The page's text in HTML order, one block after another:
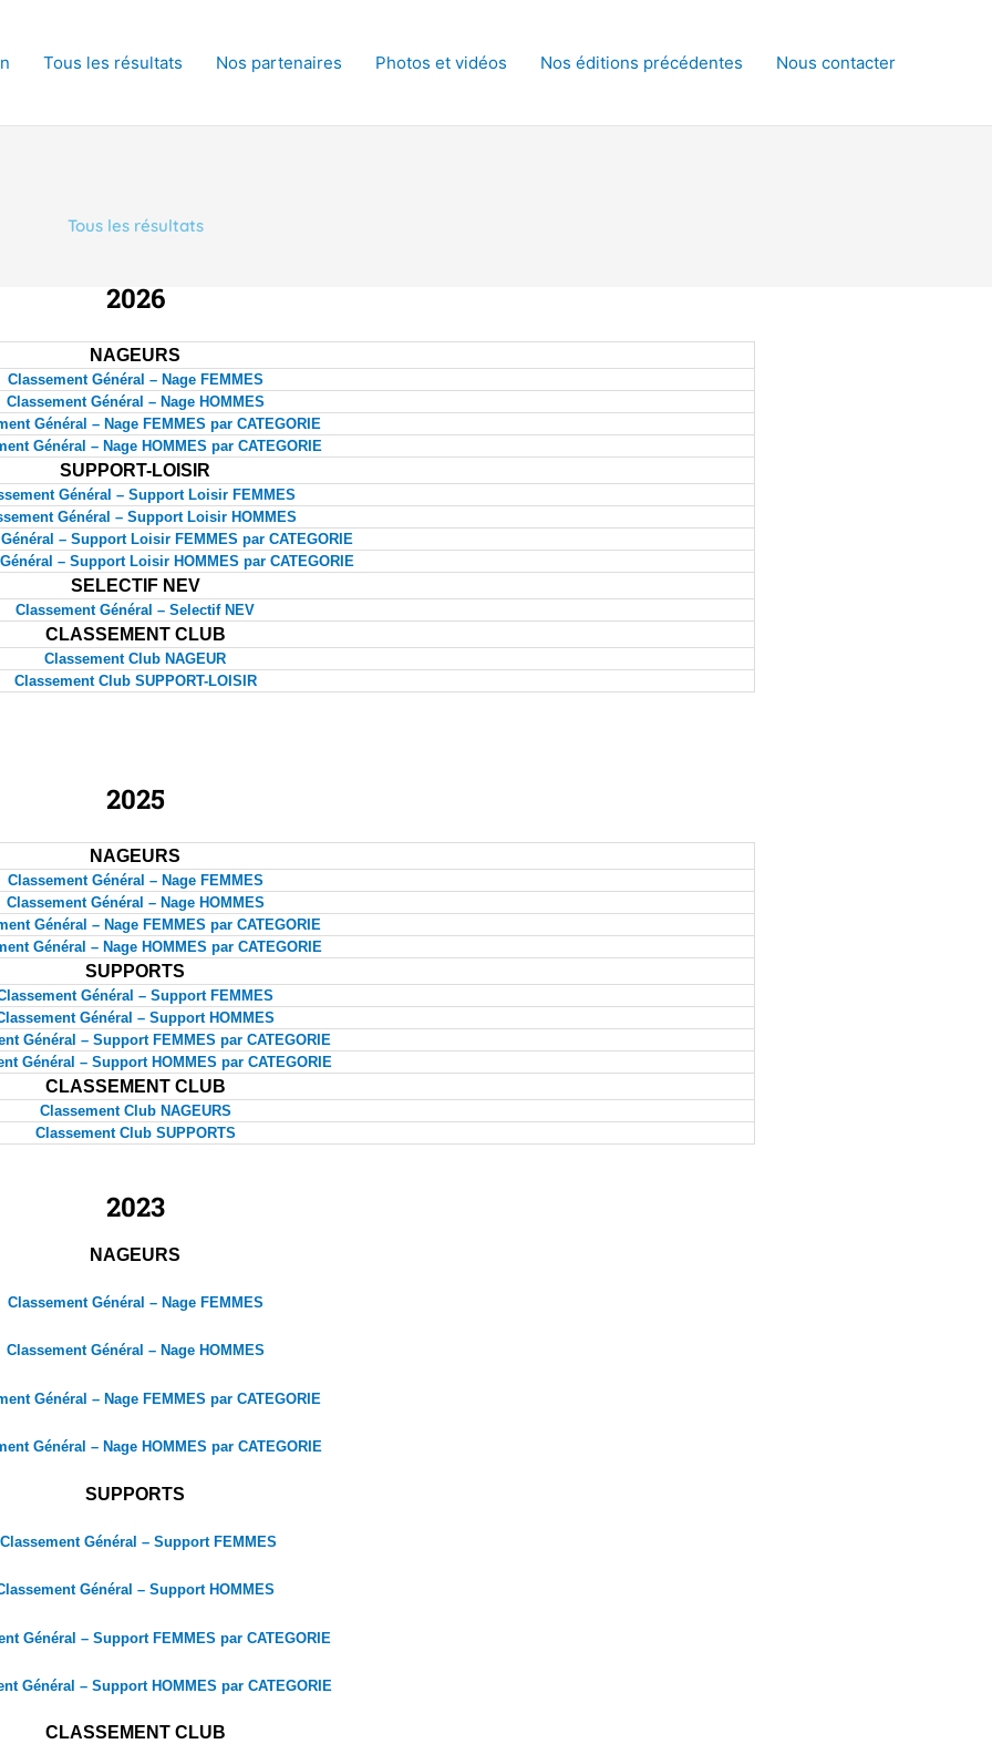
Tous les résultats Nos partenaires Photos et vidéos Nos éditions précédentes Nous contacter
Tous les résultats
2026
NAGEURS
Classement Général – Nage FEMMES
Classement Général – Nage HOMMES
Général – Nage FEMMES par CATEGORIE
Général – Nage HOMMES par CATEGORIE
SUPPORT-LOISIR
Général – Support Loisir FEMMES
Général – Support Loisir HOMMES
– Support Loisir FEMMES par CATEGORIE
– Support Loisir HOMMES par CATEGORIE
SELECTIF NEV
Classement Général – Selectif NEV
CLASSEMENT CLUB
Classement Club NAGEUR
Classement Club SUPPORT-LOISIR
2025
NAGEURS
Classement Général – Nage FEMMES
Classement Général – Nage HOMMES
Général – Nage FEMMES par CATEGORIE
Général – Nage HOMMES par CATEGORIE
SUPPORTS
Général – Support FEMMES
Général – Support HOMMES
Général – Support FEMMES par CATEGORIE
Général – Support HOMMES par CATEGORIE
CLASSEMENT CLUB
Classement Club NAGEURS
Classement Club SUPPORTS
2023
NAGEURS
Classement Général – Nage FEMMES
Classement Général – Nage HOMMES
Général – Nage FEMMES par CATEGORIE
Général – Nage HOMMES par CATEGORIE
SUPPORTS
Classement Général – Support FEMMES
Général – Support HOMMES
Général – Support FEMMES par CATEGORIE
Général – Support HOMMES par CATEGORIE
CLASSEMENT CLUB